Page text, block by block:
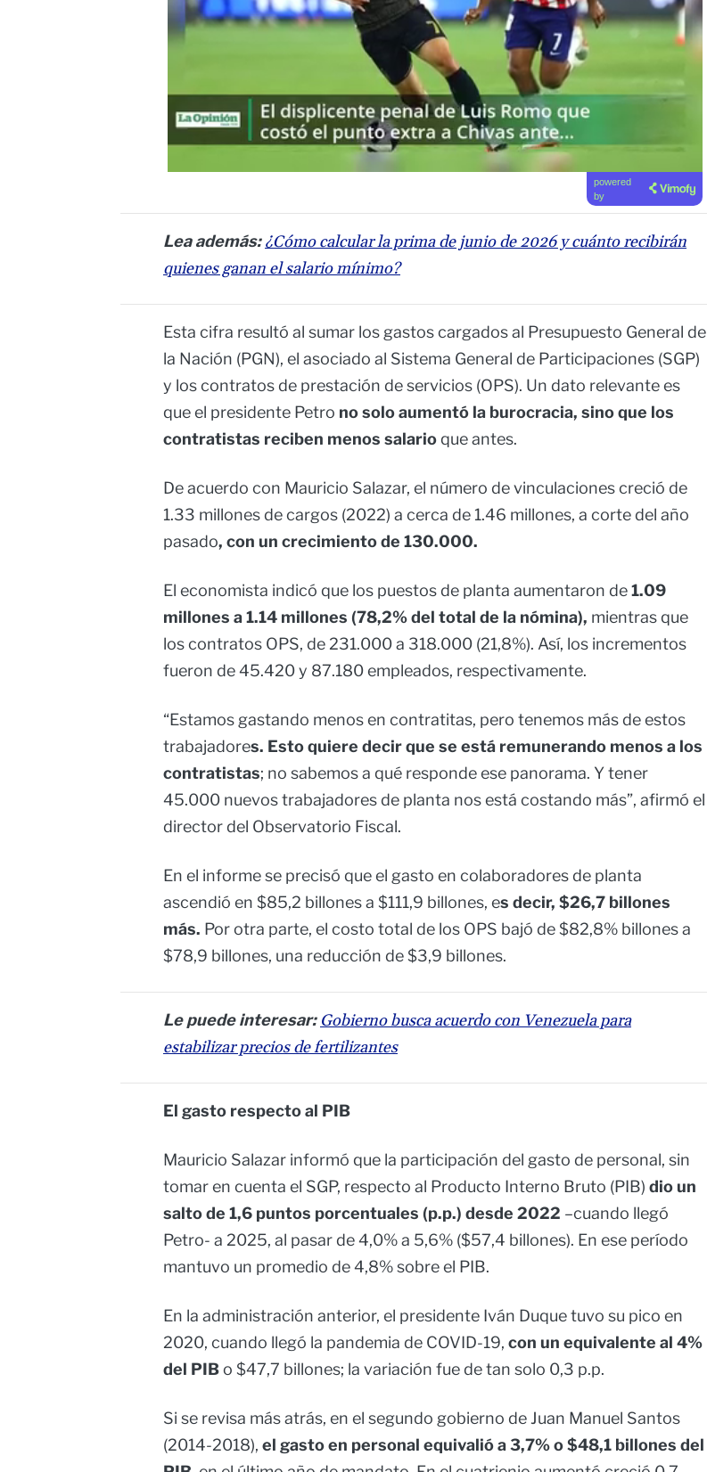
powered
by
Lea además:¿Cómo calcular la prima de junio de 2026 y cuánto recibirán
quienes ganan el salario mínimo?
Esta cifra resultó al sumar los gastos cargados al Presupuesto General de
la Nación (PGN), el asociado al Sistema General de Participaciones (SGP)
y los contratos de prestación de servicios (OPS). Un dato relevante es
que el presidente Petro no solo aumentó la burocracia, sino que los
contratistas reciben menos salario que antes.
De acuerdo con Mauricio Salazar, el número de vinculaciones creció de
1.33 millones de cargos (2022) a cerca de 1.46 millones, a corte del año
pasado, con un crecimiento de 130.000.
El economista indicó que los puestos de planta aumentaron de1.09
millones a 1.14 millones (78,2% del total de la nómina), mientras que
los contratos OPS, de 231.000 a 318.000 (21,8%). Así, los incrementos
fueron de 45.420 y 87.180 empleados, respectivamente.
“Estamos gastando menos en contratitas, pero tenemos más de estos
trabajadores. Esto quiere decir que se está remunerando menos a los
contratistas; no sabemos a qué responde ese panorama. Y tener
45.000 nuevos trabajadores de planta nos está costando más”, afirmó el
director del Observatorio Fiscal.
En el informe se precisó que el gasto en colaboradores de planta
ascendió en $85,2 billones a $111,9 billones, es decir, $26,7 billones
más. Por otra parte, el costo total de los OPS bajó de $82,8% billones a
$78,9 billones, una reducción de $3,9 billones.
Le puede interesar: Gobierno busca acuerdo con Venezuela para
estabilizar precios de fertilizantes
El gasto respecto al PIB
Mauricio Salazar informó que la participación del gasto de personal, sin
tomar en cuenta el SGP, respecto al Producto Interno Bruto (PIB) dio un
salto de 1,6 puntos porcentuales (p.p.) desde 2022 –cuando llegó
Petro- a 2025, al pasar de 4,0% a 5,6% ($57,4 billones). En ese período
mantuvo un promedio de 4,8% sobre el PIB.
En la administración anterior, el presidente Iván Duque tuvo su pico en
2020, cuando llegó la pandemia de COVID-19, con un equivalente al 4%
del PIBo $47,7 billones; la variación fue de tan solo 0,3 p.p.
Si se revisa más atrás, en el segundo gobierno de Juan Manuel Santos
(2014-2018), el gasto en personal equivalió a 3,7% o $48,1 billones del